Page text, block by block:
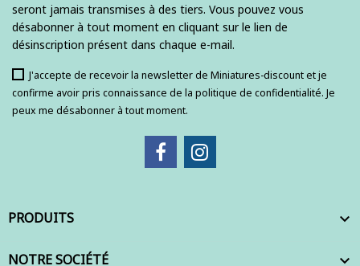
seront jamais transmises à des tiers. Vous pouvez vous
désabonner à tout moment en cliquant sur le lien de
désinscription présent dans chaque e-mail.
J'accepte de recevoir la newsletter de Miniatures-discount et je
confirme avoir pris connaissance de la politique de confidentialité. Je
peux me désabonner à tout moment.
PRODUITS 
NOTRE SOCIÉTÉ 